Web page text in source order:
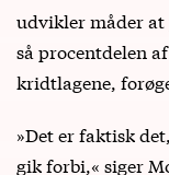
udvikler måder
så procentdelen
kridtlagene,
»Det er faktisk
gik forbi,« siger